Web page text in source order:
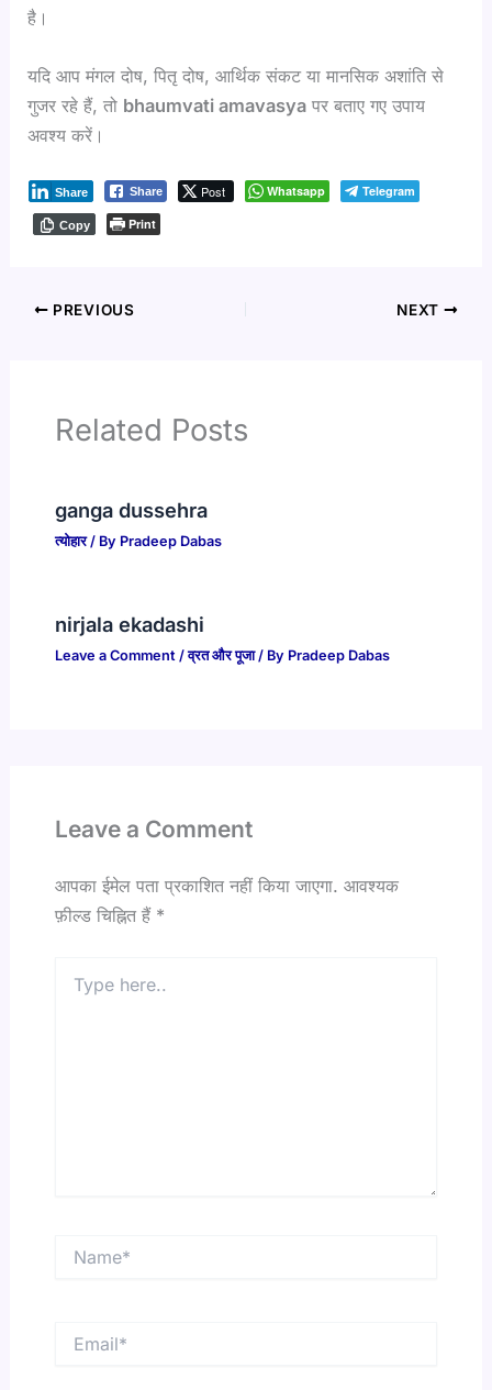
है।
यदि आप मंगल दोष, पितृ दोष, आर्थिक संकट या मानसिक अशांति से
गुजर रहे हैं, तो bhaumvati amavasya पर बताए गए उपाय
अवश्य करें।
Share Post
Share Whatsapp Telegram
Copy Print
PREVIOUS NEXT
Related Posts
ganga dussehra
त्योहार/ By Pradeep Dabas
nirjala ekadashi
Leave a Comment /व्रत और पूजा/ By Pradeep Dabas
Leave a Comment
आपका ईमेल पता प्रकाशित नहीं किया जाएगा. आवश्यक
फ़ील्ड चिह्नित हैं *
here..